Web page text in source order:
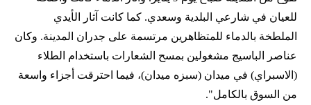
للعيان في شارعي البلدية وسعدي. كما كانت آثار الأيدي
الملطخة بالدماء للمتظاهرين مرتسمة على جدران المدينة. وكان
عناصر الباسيج مشغولين بمسح الشعارات باستخدام الطلاء
(الاسبراي) في ميدان (سبزه ميدان)، فيما احترقت أجزاء واسعة
من السوق بالكامل".